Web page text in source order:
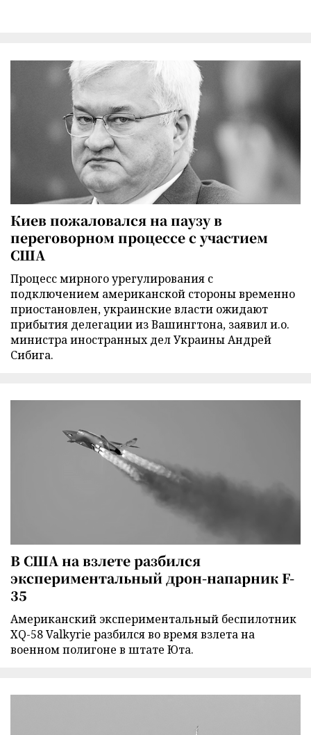
Киев пожаловался на паузу в
переговорном процессе с участием
США
Процесс мирного урегулирования с
подключением американской стороны временно
приостановлен, украинские власти ожидают
прибытия делегации из Вашингтона, заявил и.о.
министра иностранных дел Украины Андрей
Сибига.
В США на взлете разбился
экспериментальный дрон-напарник F-
35
Американский экспериментальный беспилотник
XQ-58 Valkyrie разбился во время взлета на
военном полигоне в штате Юта.